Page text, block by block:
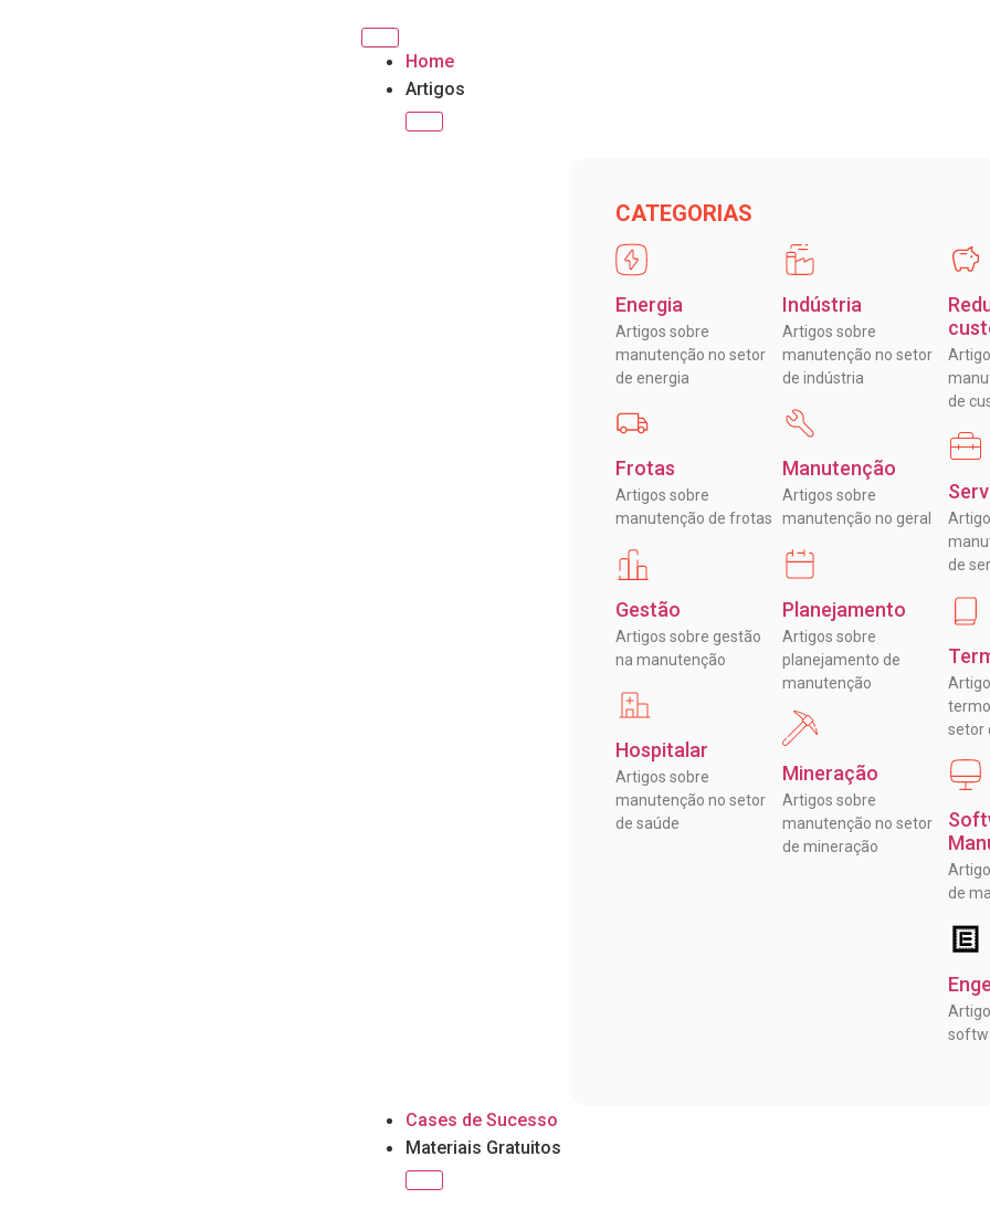
Home
Artigos
CATEGORIAS
Energia
Artigos sobre
manutenção no setor
de energia
Frotas
Artigos sobre
manutenção de frotas
Gestão
Artigos sobre gestão
na manutenção
Hospitalar
Artigos sobre
manutenção no setor
de saúde
Indústria
Artigos sobre
manutenção no setor
de indústria
Manutenção
Artigos sobre
manutenção no geral
Planejamento
Artigos sobre
planejamento de
manutenção
Mineração
Artigos sobre
manutenção no setor
de mineração
de
de
setor
de
Cases de Sucesso
Materiais Gratuitos